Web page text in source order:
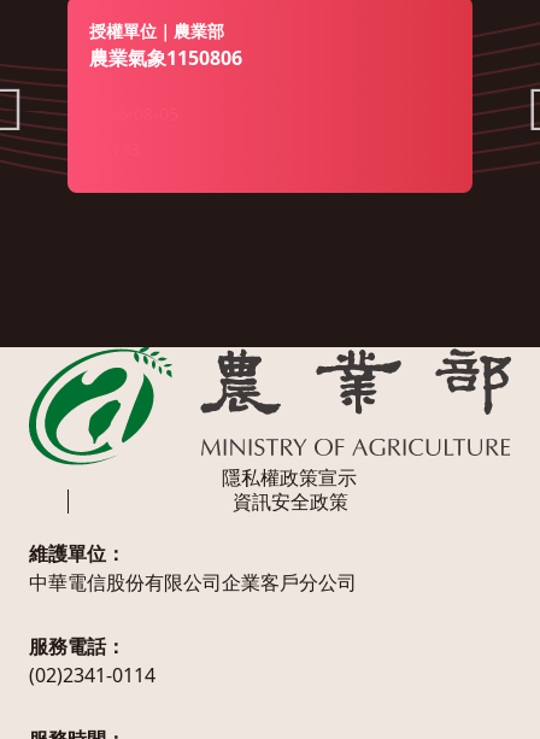
授權單位｜農業部
農業氣象1150806
隱私權政策宣示
資訊安全政策
維護單位：
中華電信股份有限公司企業客戶分公司
服務電話：
(02)2341-0114